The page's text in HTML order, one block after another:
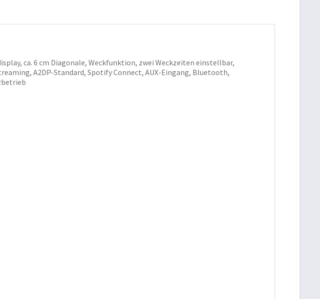
ca. 6 cm Diagonale, Weckfunktion, zwei Weckzeiten einstellbar,
A2DP-Standard, Spotify Connect, AUX-Eingang, Bluetooth,